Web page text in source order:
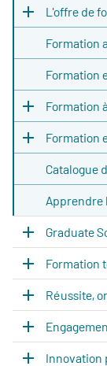
L'offre de
Formation
Formation
Formation
Formation
Catalogue
Apprendre
Graduate
Formation
Réussite,
Innovation